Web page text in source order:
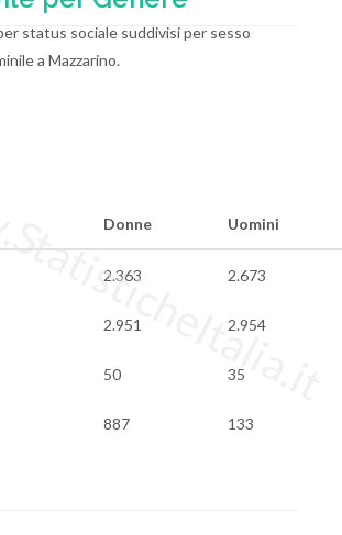
status sociale suddivisi per sesso
a Mazzarino.
Donne Uomini
2.363 2.673
2.951 2.954
50 35
887 133